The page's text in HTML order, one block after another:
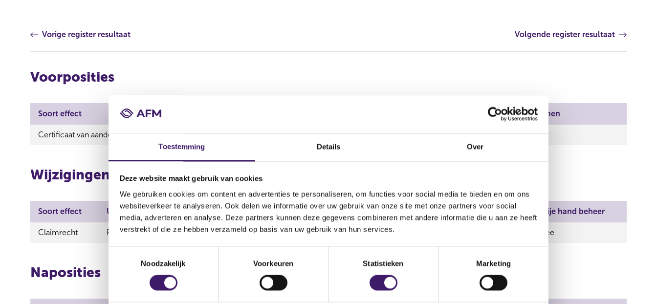
Toestemming Details Over
Deze website maakt gebruik van cookies
We gebruiken cookies om content en advertenties te personaliseren, om functies voor social media te bieden en om ons
websiteverkeer te analyseren. Ook delen we informatie over uw gebruik van onze site met onze partners voor social
media, adverteren en analyse. Deze partners kunnen deze gegevens combineren met andere informatie die u aan ze heeft
verstrekt of die ze hebben verzameld op basis van uw gebruik van hun services.
t
Noodzakelijk Voorkeuren Statistieken Marketing
Vorige register resultaat Volgende register resultaat
Voorposities
Soort effect Aantal stemmen
Certificaat van aandeel Fugro N.V. 6.771,00 6.771,00
Wijzigingen
Soort effect Uitgevende instelling Aantal effecten Valuta Waarde per aandeel Aantal stemmen Vrije hand beheer
Claimrecht Fugro N.V. 6.771,00 EUR 0,00 Nee
Naposities